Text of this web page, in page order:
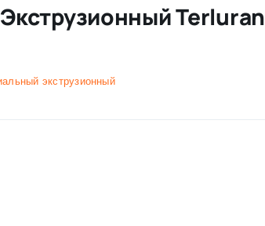
Terluran
экструзионный